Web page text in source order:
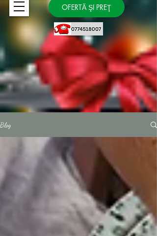
OFERTĂ ŞI PREŢ
Blog